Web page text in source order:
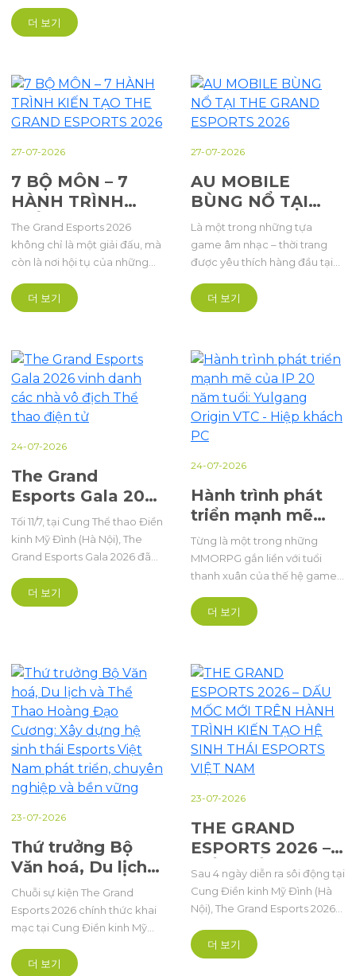
War: Sky Arena cùng góp mặt trong một kỳ đại hội quy mô lớn,
quy tụ tuyển thủ và cộng đồng người hâm mộ từ nhiều quốc gia.
더 보기
27-07-2026
7 BỘ MÔN – 7
HÀNH TRÌNH
KIẾN TẠO THE
GRAND ESPORTS
2026
The Grand Esports 2026
không chỉ là một giải đấu, mà
còn là nơi hội tụ của những
những màn tranh tài đỉnh cao
và những cột mốc mới của
Lần đầu tiên được tổ chức, sự
kiện quy tụ 7 bộ môn Esports
gồm Audition, Đột Kích
CrossFire, Epic Seven, Au
Mobile, Summoners War,
loại game khác nhau
더 보기
27-07-2026
AU MOBILE
BÙNG NỔ TẠI
THE GRAND
ESPORTS 2026
Là một trong những tựa
game âm nhạc – thời trang
được yêu thích hàng đầu tại
chỉ xây dựng cộng đồng đông
đảo mà còn từng bước khẳng
thao điện tử. Năm 2026, Au
Mobile đánh dấu một cột mốc
quan trọng trong hành trình
phát triển Esports, chính thức
khởi động hệ thống giải đấu
The Grand Esports 2026 với hai
더 보기
24-07-2026
The Grand
Esports Gala 2026
vinh danh các nhà
vô địch Thể thao
điện tử
Tối 11/7, tại Cung Thể thao Điền
kinh Mỹ Đình (Hà Nội), The
Grand Esports Gala 2026 đã
danh và trao giải cho các vận
động viên, đội tuyển xuất sắc
(Vietnam Esports National
Cup - VENC) và Esports Grand
Championship (EGC).
더 보기
24-07-2026
Hành trình phát
triển mạnh mẽ
của IP 20 năm
tuổi: Yulgang
Origin VTC - Hiệp
khách PC
Từng là một trong những
MMORPG gắn liền với tuổi
thanh xuân của thế hệ game
Hồ đã trải qua nhiều thăng
trầm trong suốt hành trình 20
더 보기
23-07-2026
Thứ trưởng Bộ
Văn hoá, Du lịch
và Thể Thao
Hoàng Đạo
Cương: Xây dựng
hệ sinh thái
Esports Việt Nam
Chuỗi sự kiện The Grand
Esports 2026 chính thức khai
mạc tại Cung Điền kinh Mỹ
tiên một sự kiện Thể thao điện
더 보기
23-07-2026
THE GRAND
ESPORTS 2026 –
DẤU MỐC MỚI
TRÊN HÀNH
TRÌNH KIẾN TẠO
HỆ SINH THÁI
ESPORTS VIỆT
Sau 4 ngày diễn ra sôi động tại
Cung Điền kinh Mỹ Đình (Hà
Nội), The Grand Esports 2026
nhiều dấu ấn về quy mô tổ
chức, chất lượng chuyên môn
더 보기